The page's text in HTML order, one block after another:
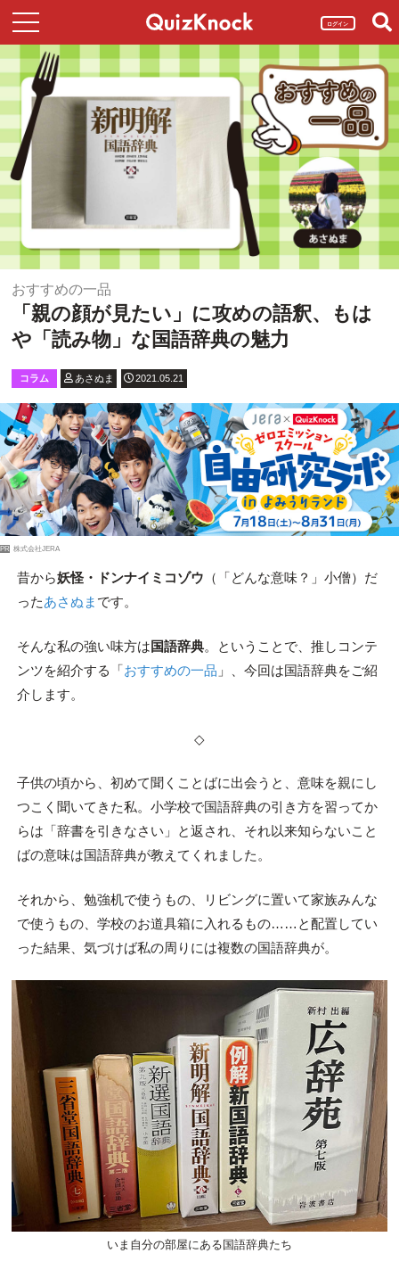
ログイン
おすすめの一品
「親の顔が見たい」に攻めの語釈、もは
や「読み物」な国語辞典の魅力
コラム あさぬま 2021.05.21
PR 株式会社JERA
昔から妖怪・ドンナイミコゾウ （「どんな意味？」小僧）だ
ったあさぬま です。
そんな私の強い味方は国語辞典。ということで、推しコンテ
ンツを紹介する「おすすめの一品 」、今回は国語辞典をご紹
介します。
◇
子供の頃から、初めて聞くことばに出会うと、意味を親にし
つこく聞いてきた私。小学校で国語辞典の引き方を習ってか
らは「辞書を引きなさい」と返され、それ以来知らないこと
ばの意味は国語辞典が教えてくれました。
それから、勉強机で使うもの、リビングに置いて家族みんな
で使うもの、学校のお道具箱に入れるもの……と配置してい
った結果、気づけば私の周りには複数の国語辞典が。
いま自分の部屋にある国語辞典たち